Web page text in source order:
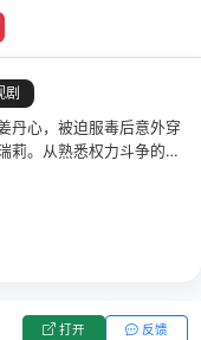
剧
丹心，被迫服毒后意外穿
莉。从熟悉权力斗争的古
慢的恶质财阀继承人车世
，展开一段危险却无法抗
打开 反馈